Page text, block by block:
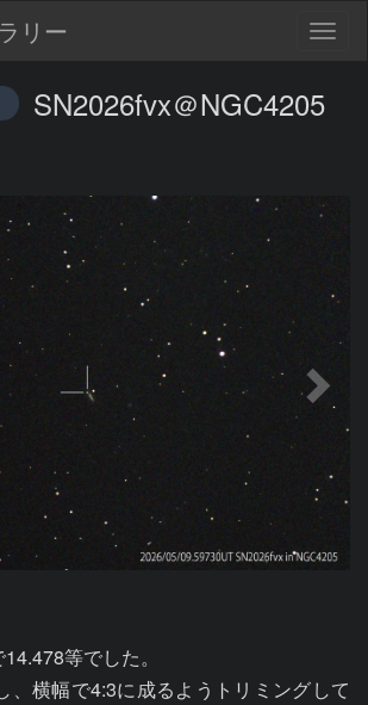
リー
SN2026fvx＠NGC4205
等でした。
、横幅で4:3に成るようトリミングして